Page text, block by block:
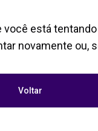
você está
novamente ou,
Voltar